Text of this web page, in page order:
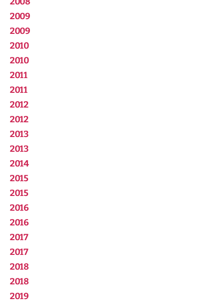
2009
2009
2010
2010
2011
2011
2012
2012
2013
2013
2014
2015
2015
2016
2016
2017
2017
2018
2018
2019